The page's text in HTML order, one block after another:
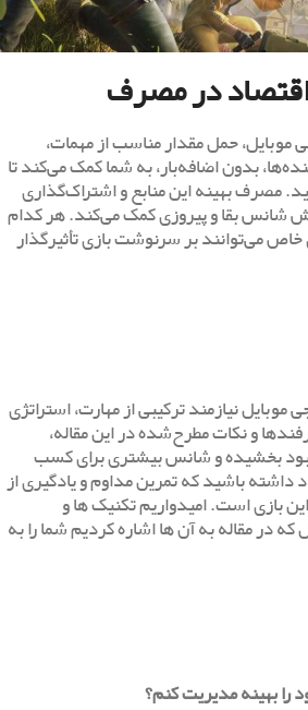
در مصرف
موبایل، حمل مقدار مناسب از مهمات،
بدون اضافه‌بار، به شما کمک می‌کند تا
مصرف بهینه این منابع و اشتراک‌گذاری
شانس بقا و پیروزی کمک می‌کند. هر کدام
خاص می‌توانند بر سرنوشت بازی تأثیرگذار
موبایل نیازمند ترکیبی از مهارت، استراتژی
و نکات مطرح‌شده در این مقاله،
بخشیده و شانس بیشتری برای کسب
داشته باشید که تمرین مداوم و یادگیری از
بازی است. امیدواریم تکنیک ها و
که در مقاله به آن ها اشاره کردیم شما را به
را بهینه مدیریت کنم؟